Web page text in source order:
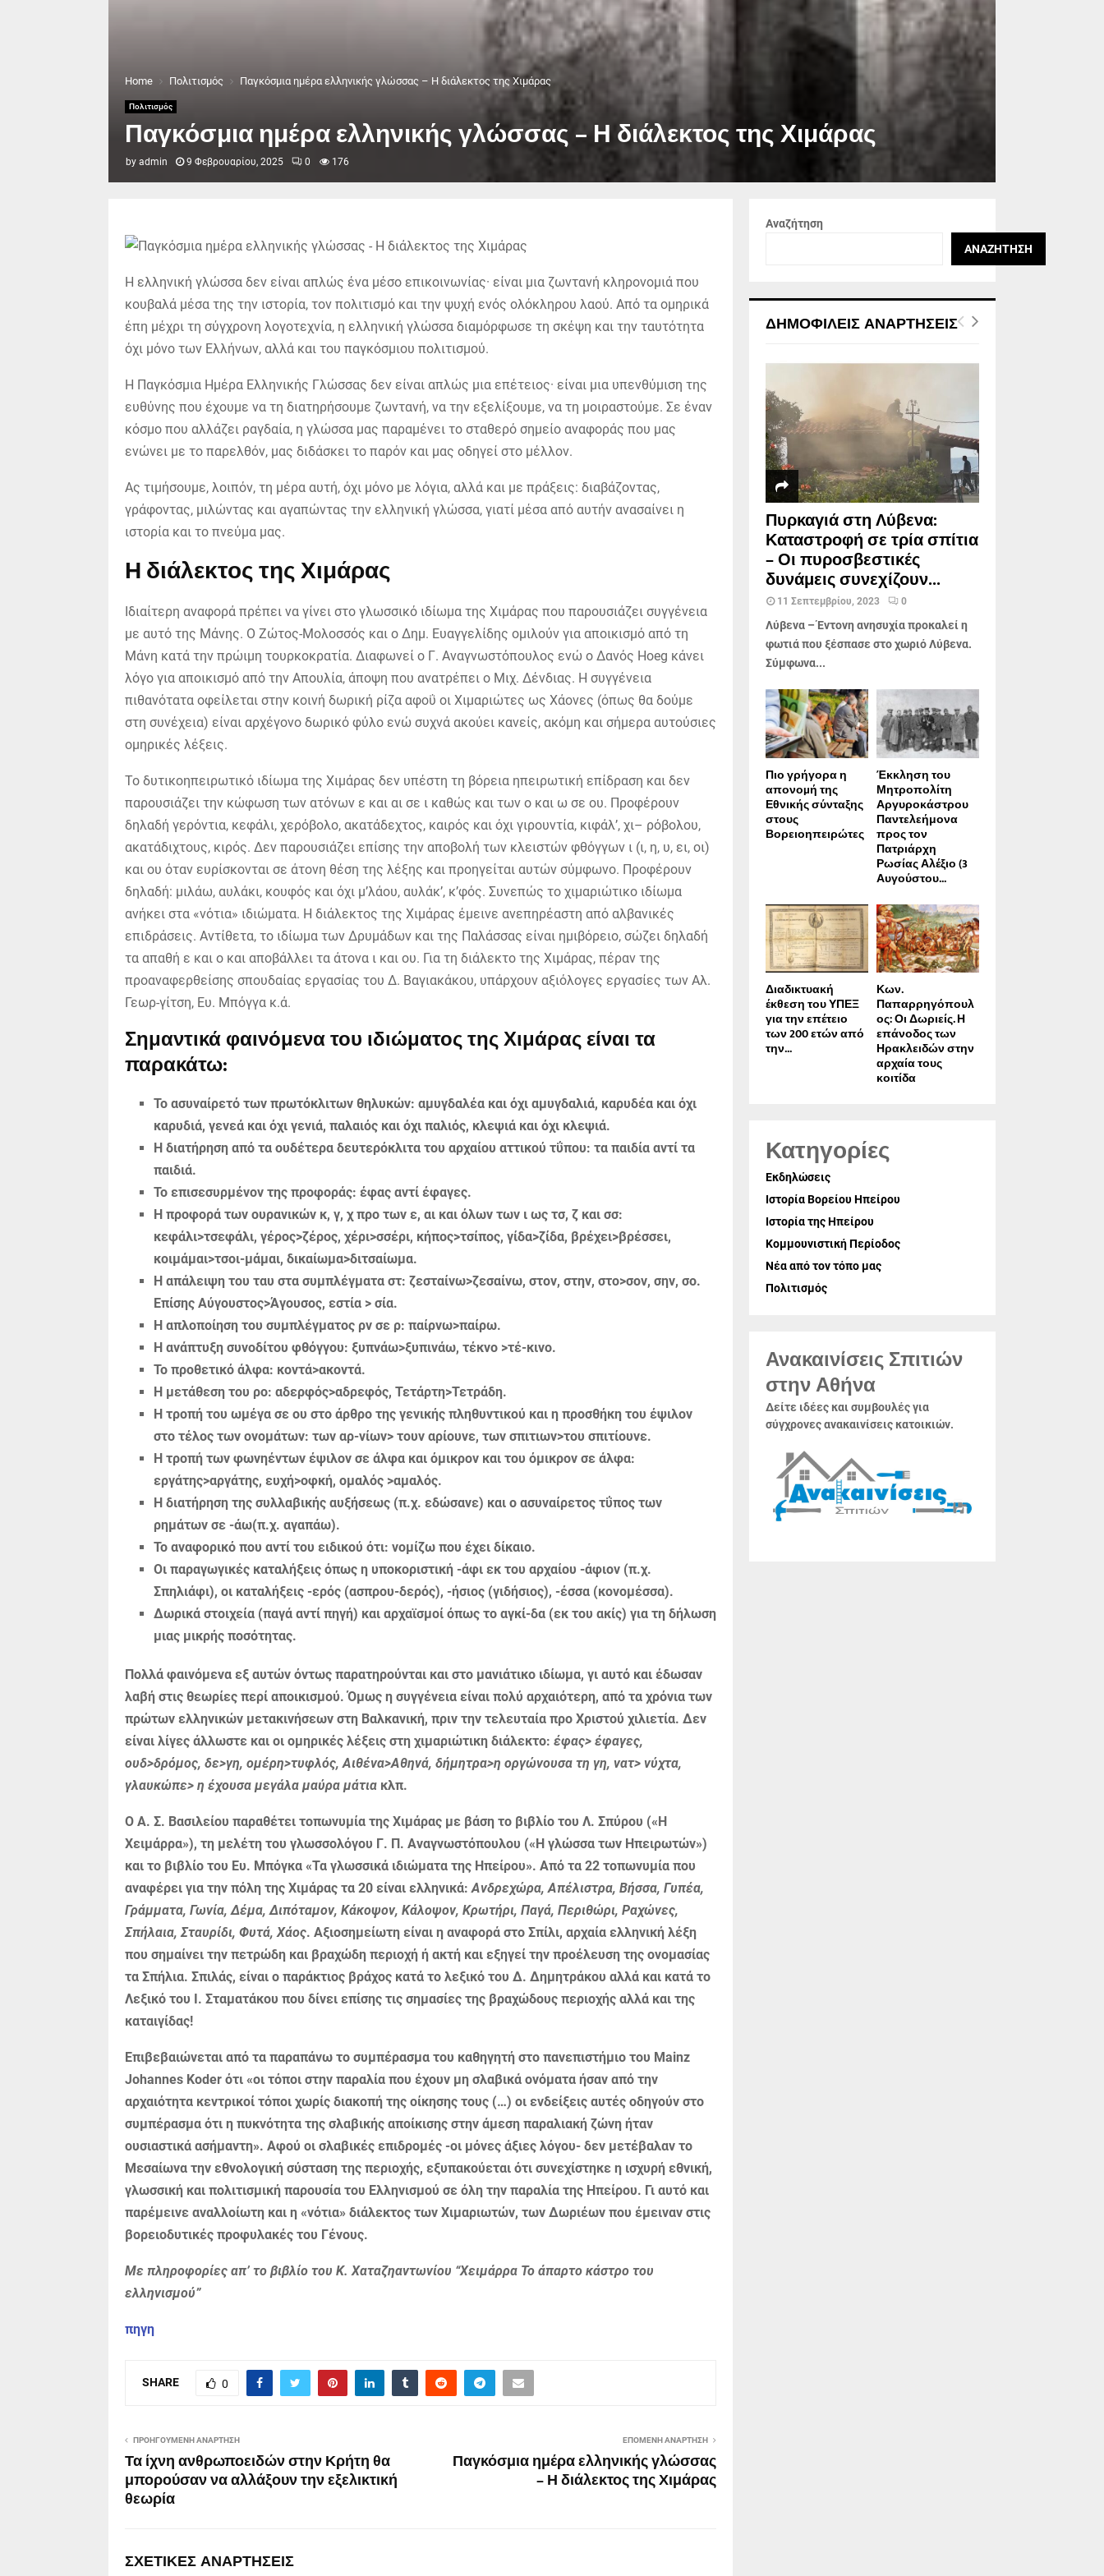
Home Πολιτισμός Παγκόσμια ημέρα ελληνικής γλώσσας – Η διάλεκτος της Χιμάρας
Πολιτισμός
Παγκόσμια ημέρα ελληνικής γλώσσας – Η διάλεκτος της Χιμάρας
by admin 9 Φεβρουαρίου, 2025 0 176
Η ελληνική γλώσσα δεν είναι απλώς ένα μέσο επικοινωνίας· είναι μια ζωντανή κληρονομιά που
κουβαλά μέσα της την ιστορία, τον πολιτισμό και την ψυχή ενός ολόκληρου λαού. Από τα ομηρικά
έπη μέχρι τη σύγχρονη λογοτεχνία, η ελληνική γλώσσα διαμόρφωσε τη σκέψη και την ταυτότητα
όχι μόνο των Ελλήνων, αλλά και του παγκόσμιου πολιτισμού.
Η Παγκόσμια Ημέρα Ελληνικής Γλώσσας δεν είναι απλώς μια επέτειος· είναι μια υπενθύμιση της
ευθύνης που έχουμε να τη διατηρήσουμε ζωντανή, να την εξελίξουμε, να τη μοιραστούμε. Σε έναν
κόσμο που αλλάζει ραγδαία, η γλώσσα μας παραμένει το σταθερό σημείο αναφοράς που μας
ενώνει με το παρελθόν, μας διδάσκει το παρόν και μας οδηγεί στο μέλλον.
Ας τιμήσουμε, λοιπόν, τη μέρα αυτή, όχι μόνο με λόγια, αλλά και με πράξεις: διαβάζοντας,
γράφοντας, μιλώντας και αγαπώντας την ελληνική γλώσσα, γιατί μέσα από αυτήν ανασαίνει η
ιστορία και το πνεύμα μας.
Η διάλεκτος της Χιμάρας
Ιδιαίτερη αναφορά πρέπει να γίνει στο γλωσσικό ιδίωμα της Χιμάρας που παρουσιάζει συγγένεια
με αυτό της Μάνης. Ο Ζώτος-Μολοσσός και ο Δημ. Ευαγγελίδης ομιλούν για αποικισμό από τη
Μάνη κατά την πρώιμη τουρκοκρατία. Διαφωνεί ο Γ. Αναγνωστόπουλος ενώ ο Δανός Hoeg κάνει
λόγο για αποικισμό από την Απουλία, άποψη που ανατρέπει ο Μιχ. Δένδιας. Η συγγένεια
πιθανότατα οφείλεται στην κοινή δωρική ρίζα αφοΰ οι Χιμαριώτες ως Χάονες (όπως θα δούμε
στη συνέχεια) είναι αρχέγονο δωρικό φύλο ενώ συχνά ακούει κανείς, ακόμη και σήμερα αυτούσιες
ομηρικές λέξεις.
Το δυτικοηπειρωτικό ιδίωμα της Χιμάρας δεν υπέστη τη βόρεια ηπειρωτική επίδραση και δεν
παρουσιάζει την κώφωση των ατόνων ε και αι σε ι καθώς και των ο και ω σε ου. Προφέρουν
δηλαδή γερόντια, κεφάλι, χερόβολο, ακατάδεχτος, καιρός και όχι γιρουντία, κιφάλ’, χι– ρόβολου,
ακατάδιχτους, κιρός. Δεν παρουσιάζει επίσης την αποβολή των κλειστών φθόγγων ι (ι, η, υ, ει, οι)
και ου όταν ευρίσκονται σε άτονη θέση της λέξης και προηγείται αυτών σύμφωνο. Προφέρουν
δηλαδή: μιλάω, αυλάκι, κουφός και όχι μ’λάου, αυλάκ’, κ’φός. Συνε­πώς το χιμαριώτικο ιδίωμα
ανήκει στα «νότια» ιδιώματα. Η διάλεκτος της Χιμάρας έμεινε ανεπηρέαστη από αλβανικές
επιδράσεις. Αντίθε­τα, το ιδίωμα των Δρυμάδων και της Παλάσσας είναι ημιβόρειο, σώ­ζει δηλαδή
τα απαθή ε και ο και αποβάλλει τα άτονα ι και ου. Για τη διάλεκτο της Χιμάρας, πέραν της
προαναφερθείσης σπουδαίας εργα­σίας του Δ. Βαγιακάκου, υπάρχουν αξιόλογες εργασίες των Αλ.
Γεωρ-γίτση, Ευ. Μπόγγα κ.ά.
Σημαντικά φαινόμενα του ιδιώματος της Χιμάρας είναι τα
παρα­κάτω:
Το ασυναίρετό των πρωτόκλιτων θηλυκών: αμυγδαλέα και όχι αμυγδαλιά, καρυδέα και όχι
καρυδιά, γενεά και όχι γενιά, πα­λαιός και όχι παλιός, κλεψιά και όχι κλεψιά.
Η διατήρηση από τα ουδέτερα δευτερόκλιτα του αρχαίου ατ­τικού τΰπου: τα παιδία αντί τα
παιδιά.
Το επισεσυρμένον της προφοράς: έφας αντί έφαγες.
Η προφορά των ουρανικών κ, γ, χ προ των ε, αι και όλων των ι ως τσ, ζ και σσ:
κεφάλι>τσεφάλι, γέρος>ζέρος, χέρι>σσέρι, κήπος>τσίπος, γίδα>ζίδα, βρέχει>βρέσσει,
κοιμάμαι>τσοι-μάμαι, δικαίωμα>διτσαίωμα.
Η απάλειψη του ταυ στα συμπλέγματα στ: ζεσταίνω>ζεσαίνω, στον, στην, στο>σον, σην, σο.
Επίσης Αύγουστος>Άγουσος, εστία > σία.
Η απλοποίηση του συμπλέγματος ρν σε ρ: παίρνω>παίρω.
Η ανάπτυξη συνοδίτου φθόγγου: ξυπνάω>ξυπινάω, τέκνο >τέ-κινο.
Το προθετικό άλφα: κοντά>ακοντά.
Η μετάθεση του ρο: αδερφός>αδρεφός, Τετάρτη>Τετράδη.
Η τροπή του ωμέγα σε ου στο άρθρο της γενικής πληθυντικού και η προσθήκη του έψιλον
στο τέλος των ονομάτων: των αρ-νίων> τουν αρίουνε, των σπιτιων>του σπιτίουνε.
Η τροπή των φωνηέντων έψιλον σε άλφα και όμικρον και του όμικρον σε άλφα:
εργάτης>αργάτης, ευχή>οφκή, ομαλός >αμαλός.
Η διατήρηση της συλλαβικής αυξήσεως (π.χ. εδώσανε) και ο ασυναίρετος τΰπος των
ρημάτων σε -άω(π.χ. αγαπάω).
Το αναφορικό που αντί του ειδικού ότι: νομίζω που έχει δίκαιο.
Οι παραγωγικές καταλήξεις όπως η υποκοριστική -άφι εκ του αρχαίου -άφιον (π.χ.
Σπηλιάφι), οι καταλήξεις -ερός (ασπρου-δερός), -ήσιος (γιδήσιος), -έσσα (κονομέσσα).
Δωρικά στοιχεία (παγά αντί πηγή) και αρχαϊσμοί όπως το αγκί-δα (εκ του ακίς) για τη δήλωση
μιας μικρής ποσότητας.
Πολλά φαινόμενα εξ αυτών όντως παρατηρούνται και στο μανιά­τικο ιδίωμα, γι αυτό και έδωσαν
λαβή στις θεωρίες περί αποικισμού. Όμως η συγγένεια είναι πολύ αρχαιότερη, από τα χρόνια των
πρώ­των ελληνικών μετακινήσεων στη Βαλκανική, πριν την τελευταία προ Χριστού χιλιετία. Δεν
είναι λίγες άλλωστε και οι ομηρικές λέξεις στη χιμαριώτικη διάλεκτο: έφας> έφαγες,
ουδ>δρόμος, δε>γη, ομέρη>τυφλός, Αιθένα>Αθηνά, δήμητρα>η οργώνουσα τη γη, νατ> νύχτα,
γλαυκώπε> η έχουσα μεγάλα μαύρα μάτια κλπ.
Ο Α. Σ. Βασιλείου παραθέτει τοπωνυμία της Χιμάρας με βάση το βιβλίο του Λ. Σπύρου («Η
Χειμάρρα»), τη μελέτη του γλωσσολόγου Γ. Π. Αναγνωστόπουλου («Η γλώσσα των Ηπειρωτών»)
και το βιβλίο του Ευ. Μπόγκα «Τα γλωσσικά ιδιώματα της Ηπείρου». Από τα 22 τοπωνυμία που
αναφέρει για την πόλη της Χιμάρας τα 20 είναι ελληνι­κά:Ανδρεχώρα, Απέλιστρα, Βήσσα, Γυπέα,
Γράμματα, Γωνία, Δέμα, Διπόταμον, Κάκοψον, Κάλοψον, Κρωτήρι, Παγά, Περιθώρι, Ραχώνες,
Σπήλαια, Σταυρίδι, Φυτά, Χάος. Αξιοσημείωτη είναι η αναφορά στο Σπίλι, αρχαία ελληνική λέξη
που σημαίνει την πετρώδη και βρα­χώδη περιοχή ή ακτή και εξηγεί την προέλευση της ονομασίας
τα Σπή­λια. Σπιλάς, είναι ο παράκτιος βράχος κατά το λεξικό του Δ. Δημη­τράκου αλλά και κατά το
Λεξικό του Ι. Σταματάκου που δίνει επίσης τις σημασίες της βραχώδους περιοχής αλλά και της
καταιγίδας!
Επιβεβαιώνεται από τα παραπάνω το συμπέρασμα του καθηγητή στο πανεπιστήμιο του Μainz
Johannes Koder ότι «οι τόποι στην πα­ραλία που έχουν μη σλαβικά ονόματα ήσαν από την
αρχαιότητα κε­ντρικοί τόποι χωρίς διακοπή της οίκησης τους (…) οι ενδείξεις αυτές οδηγούν στο
συμπέρασμα ότι η πυκνότητα της σλαβικής αποίκισης στην άμεση παραλιακή ζώνη ήταν
ουσιαστικά ασήμαντη». Αφού οι σλαβι­κές επιδρομές -οι μόνες άξιες λόγου- δεν μετέβαλαν το
Μεσαίωνα την εθνολογική σύσταση της περιοχής, εξυπακούεται ότι συνεχίστη­κε η ισχυρή εθνική,
γλωσσική και πολιτισμική παρουσία του Ελλη­νισμού σε όλη την παραλία της Ηπείρου. Γι αυτό και
παρέμεινε αναλλοίωτη και η «νότια» διάλεκτος των Χιμαριωτών, των Δωριέων που έμειναν στις
βορειοδυτικές προφυλακές του Γένους.
Με πληροφορίες απ’ το βιβλίο του Κ. Χαταζηαντωνίου “Χειμάρρα Το άπαρτο κάστρο του
ελληνισμού”
πηγη
SHARE 0
ΠΡΟΗΓΟΎΜΕΝΗ ΑΝΆΡΤΗΣΗ
Τα ίχνη ανθρωποειδών στην Κρήτη θα
μπορούσαν να αλλάξουν την εξελικτική
θεωρία
ΕΠΌΜΕΝΗ ΑΝΆΡΤΗΣΗ
Παγκόσμια ημέρα ελληνικής γλώσσας
– Η διάλεκτος της Χιμάρας
ΣΧΕΤΙΚΈΣ ΑΝΑΡΤΉΣΕΙΣ
Αναζήτηση
ΑΝΑΖΉΤΗΣΗ
ΔΗΜΟΦΙΛΕΊΣ ΑΝΑΡΤΉΣΕΙΣ
Πυρκαγιά στη Λύβενα:
Καταστροφή σε τρία σπίτια
– Οι πυροσβεστικές
δυνάμεις συνεχίζουν...
11 Σεπτεμβρίου, 2023 0
Λύβενα – Έντονη ανησυχία προκαλεί η
φωτιά που ξέσπασε στο χωριό Λύβενα.
Σύμφωνα...
Πιο γρήγορα η
απονοµή της
Εθνικής σύνταξης
στους
Βορειοηπειρώτες
Έκκληση του
Μητροπολίτη
Αργυροκάστρου
Παντελεήμονα
προς τον
Πατριάρχη
Ρωσίας Αλέξιο (3
Αυγούστου...
Διαδικτυακή
έκθεση του ΥΠΕΞ
για την επέτειο
των 200 ετών από
την...
Κων.
Παπαρρηγόπουλ
ος: Οι Δωριείς. Η
επάνοδος των
Ηρακλειδών στην
αρχαία τους
κοιτίδα
Κατηγορίες
Εκδηλώσεις
Ιστορία Βορείου Ηπείρου
Ιστορία της Ηπείρου
Κομμουνιστική Περίοδος
Νέα από τον τόπο μας
Πολιτισμός
Ανακαινίσεις Σπιτιών
στην Αθήνα
Δείτε ιδέες και συμβουλές για
σύγχρονες ανακαινίσεις κατοικιών.